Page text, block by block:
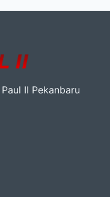
II Pekanbaru